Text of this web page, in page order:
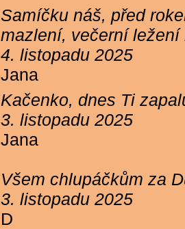
Samíčku náš, před
mazlení, večerní
4. listopadu 2025
Jana
Kačenko, dnes Ti
3. listopadu 2025
Jana
Všem chlupáčkům za
3. listopadu 2025
D